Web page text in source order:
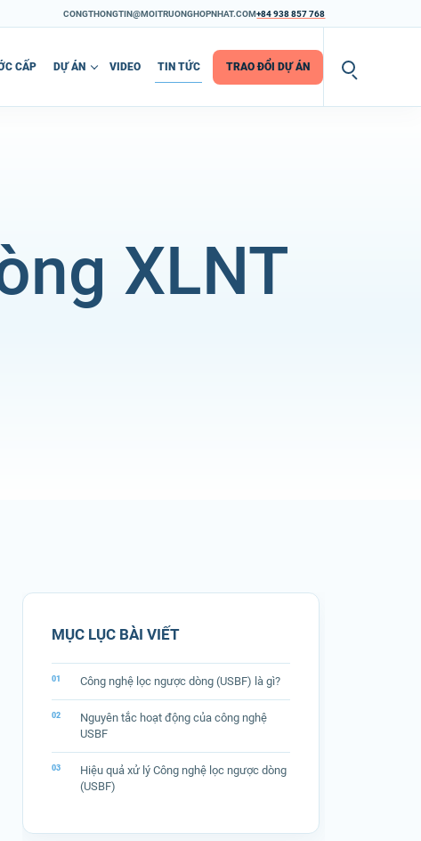
CONGTHONGTIN@MOITRUONGHOPNHAT.COM+84 938 857 768
CẤP DỰ ÁN VIDEO TIN TỨC TRAO ĐỔI DỰ ÁN
XLNT
MỤC LỤC BÀI VIẾT
Công nghệ lọc ngược dòng (USBF) là gì?
Nguyên tắc hoạt động của công nghệ
USBF
Hiệu quả xử lý Công nghệ lọc ngược dòng
(USBF)